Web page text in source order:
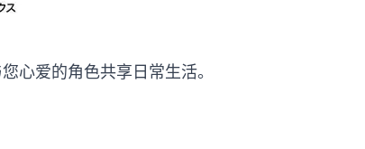
心爱的角色共享日常生活。